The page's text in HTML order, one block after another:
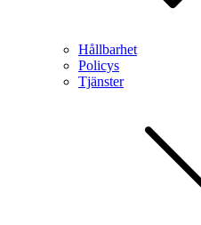
Hållbarhet
Policys
Tjänster